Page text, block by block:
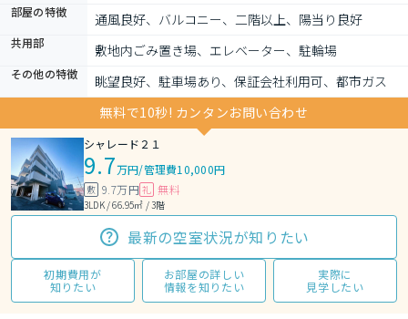
部屋の特徴 通風良好、バルコニー、二階以上、陽当り良好
共用部 敷地内ごみ置き場、エレベーター、駐輪場
その他の特徴
眺望良好、駐車場あり、保証会社利用可、都市ガス
無料で10秒! カンタンお問い合わせ
シャレード２１
9.7万円/管理費10,000円
敷 9.7万円 礼 無料
3LDK / 66.95㎡ / 3階
最新の空室状況が知りたい
初期費用が
知りたい
お部屋の詳しい
情報を知りたい
実際に
見学したい